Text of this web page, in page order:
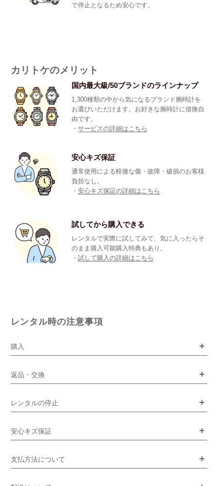
で停止となるため安心です。
カリトケのメリット
国内最大級/50ブランドのラインナップ
1,300種類の中から気になるブランド腕時計を
お選びいただけます。お好きな腕時計に借換自
由です。
・サービスの詳細はこちら
安心キズ保証
通常使用による軽微な傷・故障・破損のお客様
負担なし。
・安心キズ保証の詳細はこちら
試してから購入できる
レンタルで実際に試してみて、気に入ったらそ
のまま購入可能購入特典もあり。
・試して購入の詳細はこちら
レンタル時の注意事項
購入
返品・交換
レンタルの停止
安心キズ保証
支払方法について